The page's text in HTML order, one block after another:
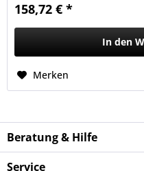
158,72 € *
In den
Merken
Beratung & Hilfe
Service